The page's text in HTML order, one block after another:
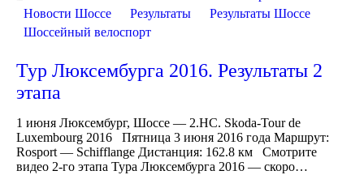
Новости Шоссе
Результаты
Результаты Шоссе
Шоссейный велоспорт
Тур Люксембурга 2016. Результаты 2
этапа
1 июня Люксембург, Шоссе — 2.HC. Skoda-Tour de
Luxembourg 2016 Пятница 3 июня 2016 года Маршрут:
Rosport — Schifflange Дистанция: 162.8 км Смотрите
видео 2-го этапа Тура Люксембурга 2016 — скоро…